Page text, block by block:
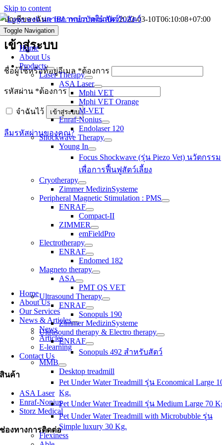
Skip to content
Toggle Navigation
Home
About Us
Products
Laser Therapy
ASA Laser
Mphi VET
Mphi VET Orange
M-VET
Enraf-Nonius
Endolaser 120
Shockwave Therapy
Young In
Focus Shockwave (รุ่น Piezo Vet) นวัตกรรม
เพื่อการฟื้นฟูสัตว์เลี้ยง
Cryotherapy
Zimmer MedizinSysteme
Peripheral Magnetic Stimulation : PMS
ENRAF
Compact-II
ZIMMER
emFieldPro
Electrotherapy
ENRAF
Endomed 182
Magneto therapy
ASA
PMT QS VET
Ultrasound Therapy
ENRAF
Sonopuls 190
Zimmer MedizinSysteme
Ultrasound therapy & Electro therapy
ENRAF
Sonopuls 492 สำหรับสัตว์
MMB
Desktop treadmill
Pet Under Water Treadmill รุ่น Economical Large
Kg.
Pet Under Water Treadmill รุ่น Medium Large 70
Pet Under Water Treadmill with Microbubble รุ่น
Simple luxury 30 Kg.
Flexiness
บัญชีของฉันกายภาพบำบัดในสัตว์2022-03-10T06:10:08+07:00
เข้าสู่ระบบ
ชื่อผู้ใช้หรือที่อยู่อีเมล *ต้องการ
รหัสผ่าน *ต้องการ
จำฉันไว้ เข้าสู่ระบบ
ลืมรหัสผ่านของคุณ?
Home
About Us
Our Services
News & Articles
News
Articles
E-learning
Contact Us
สินค้า
ASA Laser
Enraf-Nonius
Storz Medical
ช่องทางการติดต่อ